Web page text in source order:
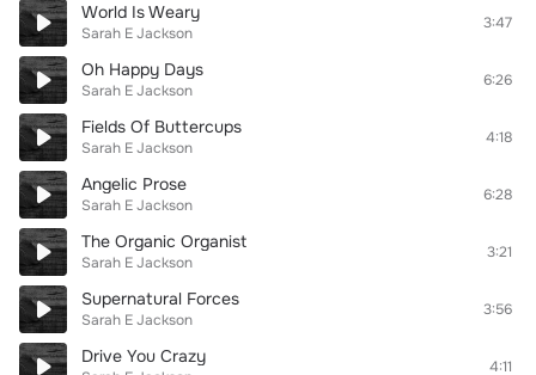
World Is Weary
Sarah E Jackson
3:47
Oh Happy Days
Sarah E Jackson
6:26
Fields Of Buttercups
Sarah E Jackson
4:18
Angelic Prose
Sarah E Jackson
6:28
The Organic Organist
Sarah E Jackson
3:21
Supernatural Forces
Sarah E Jackson
3:56
Drive You Crazy 4:11